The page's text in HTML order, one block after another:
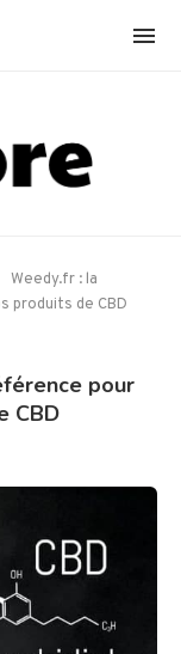
Weedy.fr : la
produits de CBD
pour
CBD